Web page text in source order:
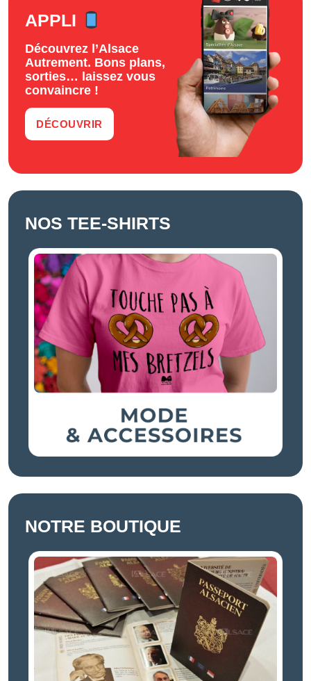
APPLI
Découvrez l’Alsace
Autrement. Bons plans,
sorties… laissez vous
convaincre !
DÉCOUVRIR
NOS TEE-SHIRTS
NOTRE BOUTIQUE